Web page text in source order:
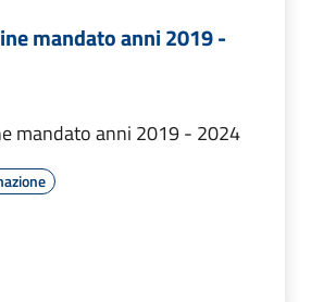
mandato anni 2019 -
mandato anni 2019 - 2024